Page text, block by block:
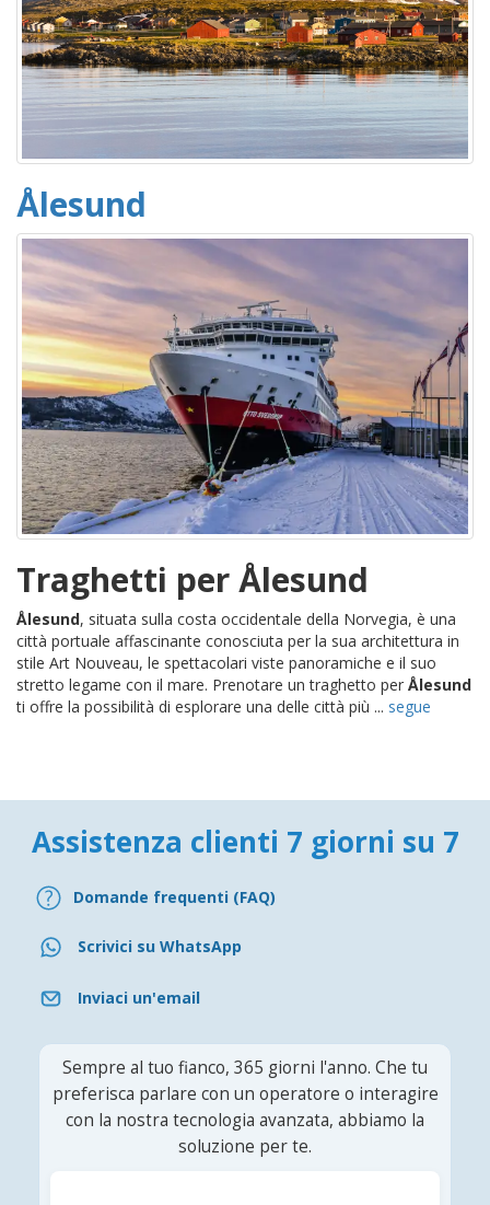
Ålesund
Traghetti per Ålesund
Ålesund, situata sulla costa occidentale della Norvegia, è una
città portuale affascinante conosciuta per la sua architettura in
stile Art Nouveau, le spettacolari viste panoramiche e il suo
stretto legame con il mare. Prenotare un traghetto per Ålesund
ti offre la possibilità di esplorare una delle città più ... segue
Assistenza clienti 7 giorni su 7
Domande frequenti (FAQ)
Scrivici su WhatsApp
Inviaci un'email
Sempre al tuo fianco, 365 giorni l'anno. Che tu
preferisca parlare con un operatore o interagire
con la nostra tecnologia avanzata, abbiamo la
soluzione per te.